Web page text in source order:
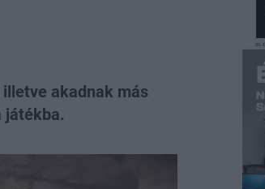
akadnak más
játékba.